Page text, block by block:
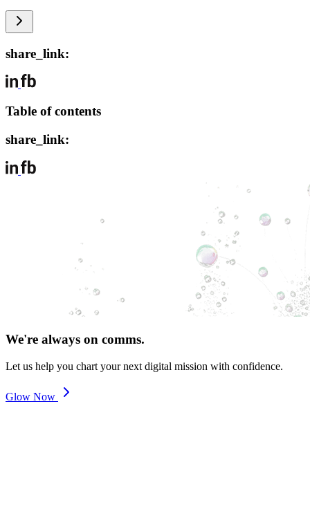
share_link:
Table of contents
share_link:
We're always on comms.
Let us help you chart your next digital mission with confidence.
Glow Now